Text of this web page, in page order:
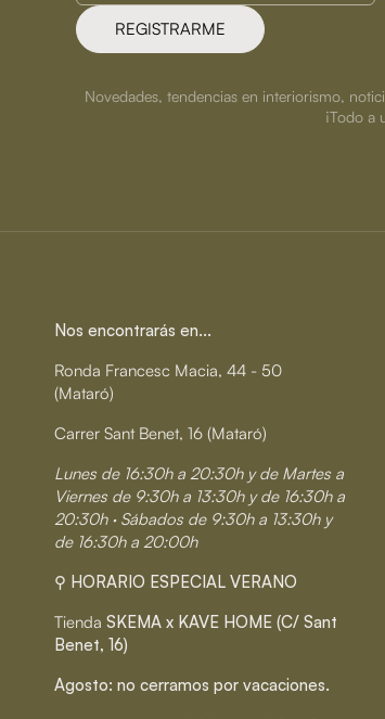
REGISTRARME
Novedades, tendencias en interiorismo,
¡Todo a
Nos encontrarás en...
Ronda Francesc Macia, 44 - 50
(Mataró)
Carrer Sant Benet, 16 (Mataró)
Lunes de 16:30h a 20:30h y de Martes a
Viernes de 9:30h a 13:30h y de 16:30h a
20:30h · Sábados de 9:30h a 13:30h y
de 16:30h a 20:00h
⚲ HORARIO ESPECIAL VERANO
Tienda SKEMA x KAVE HOME (C/ Sant
Benet, 16)
Agosto: no cerramos por vacaciones.